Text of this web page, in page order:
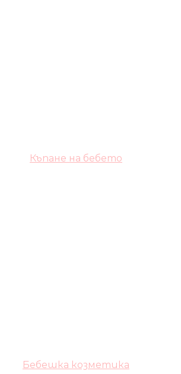
Къпане на бебето
Бебешка козметика